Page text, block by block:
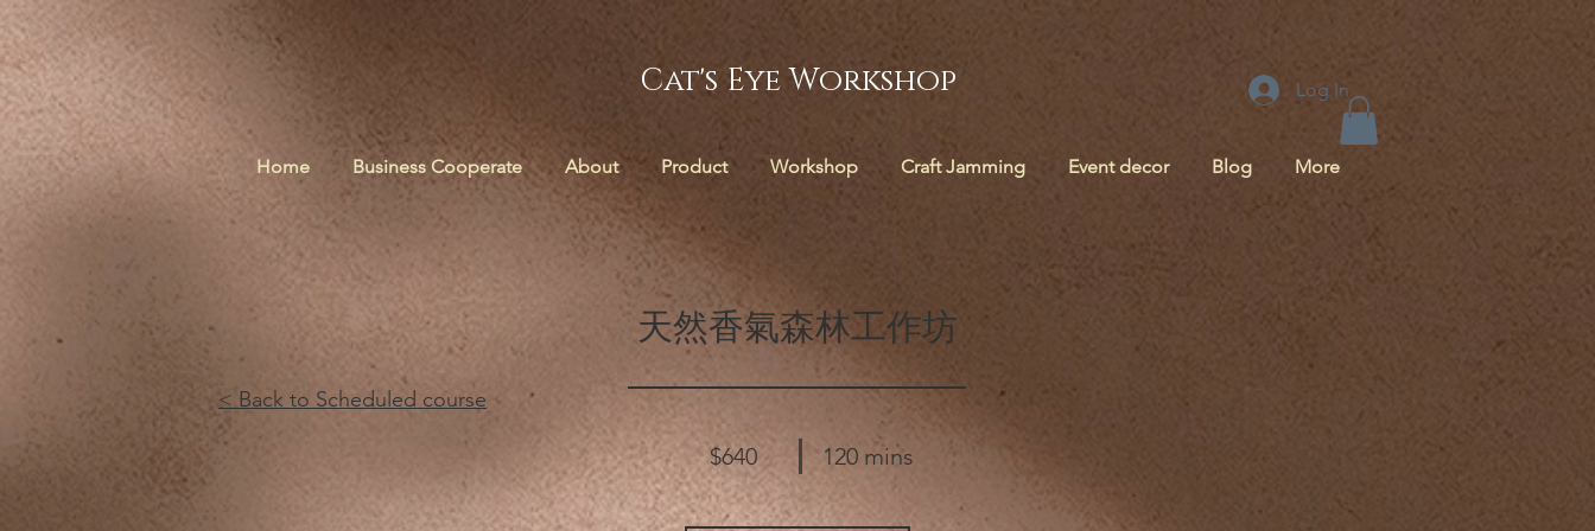
Cat's Eye Workshop
Home Business Cooperate About Product Workshop Craft Jamming Event decor Blog More
Log In
天然香氣森林工作坊
< Back to Scheduled course
$640 120 mins